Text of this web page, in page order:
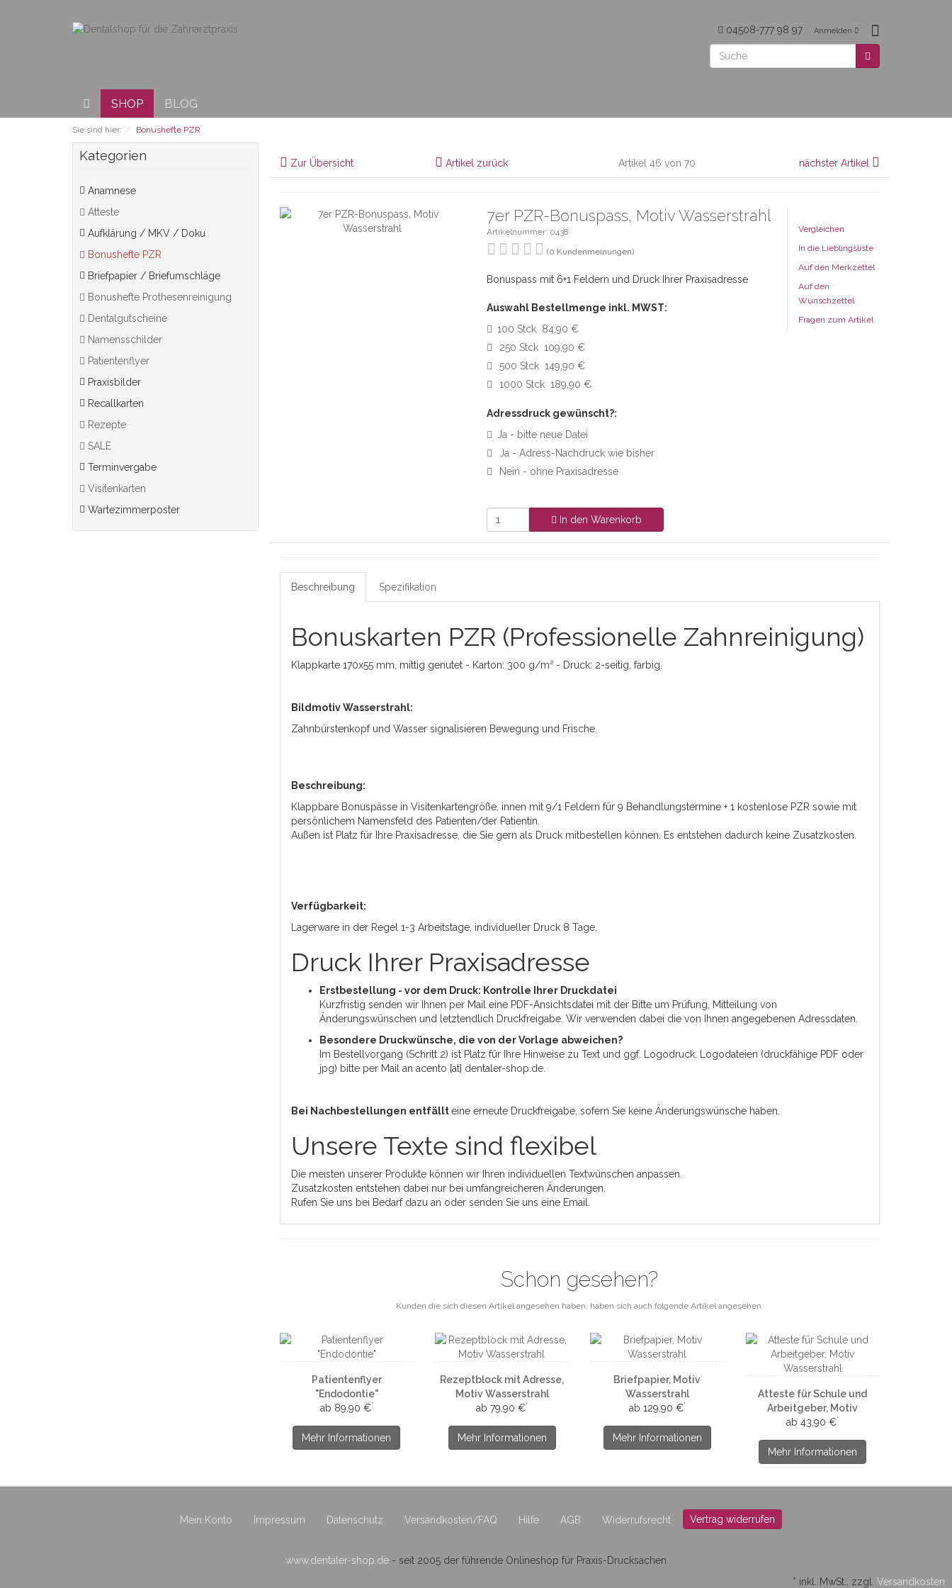
04508-777 98 97 Anmelden
SHOP BLOG
Sie sind hier: Bonushefte PZR
Kategorien
Anamnese
Atteste
Aufklärung / MKV / Doku
Bonushefte PZR
Briefpapier / Briefumschläge
Bonushefte Prothesenreinigung
Dentalgutscheine
Namensschilder
Patientenflyer
Praxisbilder
Recallkarten
Rezepte
SALE
Terminvergabe
Visitenkarten
Wartezimmerposter
Zur Übersicht Artikel zurück Artikel 46 von 70 nächster Artikel
7er PZR-Bonuspass, Motiv Wasserstrahl
Artikelnummer: 0438
(0 Kundenmeinungen)
Bonuspass mit 6+1 Feldern und Druck Ihrer Praxisadresse
Auswahl Bestellmenge inkl. MWST:
100 Stck 84,90 €
250 Stck 109,90 €
500 Stck 149,90 €
1000 Stck 189,90 €
Adressdruck gewünscht?:
Ja - bitte neue Datei
Ja - Adress-Nachdruck wie bisher
Nein - ohne Praxisadresse
In den Warenkorb
Vergleichen
In die Lieblingsliste
Auf den Merkzettel
Auf den
Wunschzettel
Fragen zum Artikel
Beschreibung Spezifikation
Bonuskarten PZR (Professionelle Zahnreinigung)
Klappkarte 170x55 mm, mittig genutet - Karton: 300 g/m² - Druck: 2-seitig, farbig.
Bildmotiv Wasserstrahl:
Zahnbürstenkopf und Wasser signalisieren Bewegung und Frische.
Beschreibung:
Klappbare Bonuspässe in Visitenkartengröße, innen mit 9/1 Feldern für 9 Behandlungstermine + 1 kostenlose PZR sowie mit
persönlichem Namensfeld des Patienten/der Patientin.
Außen ist Platz für Ihre Praxisadresse, die Sie gern als Druck mitbestellen können. Es entstehen dadurch keine Zusatzkosten.
Verfügbarkeit:
Lagerware in der Regel 1-3 Arbeitstage, individueller Druck 8 Tage.
Druck Ihrer Praxisadresse
Erstbestellung - vor dem Druck: Kontrolle Ihrer Druckdatei
Kurzfristig senden wir Ihnen per Mail eine PDF-Ansichtsdatei mit der Bitte um Prüfung, Mitteilung von
Änderungswünschen und letztendlich Druckfreigabe. Wir verwenden dabei die von Ihnen angegebenen Adressdaten.
Besondere Druckwünsche, die von der Vorlage abweichen?
Im Bestellvorgang (Schritt 2) ist Platz für Ihre Hinweise zu Text und ggf. Logodruck. Logodateien (druckfähige PDF oder
jpg) bitte per Mail an acento [at] dentaler-shop.de.
Bei Nachbestellungen entfällteine erneute Druckfreigabe, sofern Sie keine Änderungswünsche haben.
Unsere Texte sind flexibel
Die meisten unserer Produkte können wir Ihren individuellen Textwünschen anpassen.
Zusatzkosten entstehen dabei nur bei umfangreicheren Änderungen.
Rufen Sie uns bei Bedarf dazu an oder senden Sie uns eine Email.
Schon gesehen?
Kunden die sich diesen Artikel angesehen haben, haben sich auch folgende Artikel angesehen.
Patientenflyer
"Endodontie"
ab 89,90 €*
Mehr Informationen
Rezeptblock mit Adresse,
Motiv Wasserstrahl
ab 79,90 €*
Mehr Informationen
Briefpapier, Motiv
Wasserstrahl
ab 129,90 €*
Mehr Informationen
Atteste für Schule und
Arbeitgeber, Motiv
Wasserstrahl
ab 43,90 €*
Mehr Informationen
Mein Konto Impressum Datenschutz Versandkosten/FAQ Hilfe AGB Widerrufsrecht Vertrag widerrufen
www.dentaler-shop.de - seit 2005 der führende Onlineshop für Praxis-Drucksachen
* inkl. MwSt., zzgl. Versandkosten